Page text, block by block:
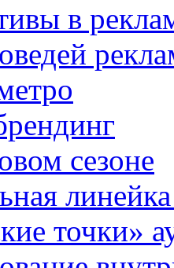
в
сезоне
точки»